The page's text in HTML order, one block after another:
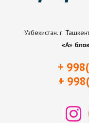
Узбекистан. г.
«А»
+
+